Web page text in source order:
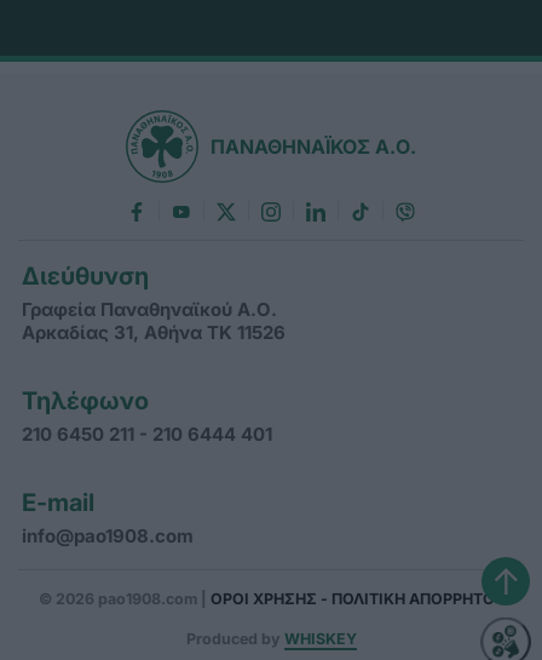
ΠΑΝΑΘΗΝΑΪΚΟΣ Α.Ο.
Διεύθυνση
Γραφεία Παναθηναϊκού Α.Ο.
Αρκαδίας 31, Αθήνα ΤΚ 11526
Τηλέφωνο
210 6450 211 - 210 6444 401
E-mail
info@pao1908.com
© 2026 pao1908.com | ΟΡΟΙ ΧΡΗΣΗΣ - ΠΟΛΙΤΙΚΗ ΑΠΟΡΡΗΤΟΥ
Produced by WHISKEY
↑